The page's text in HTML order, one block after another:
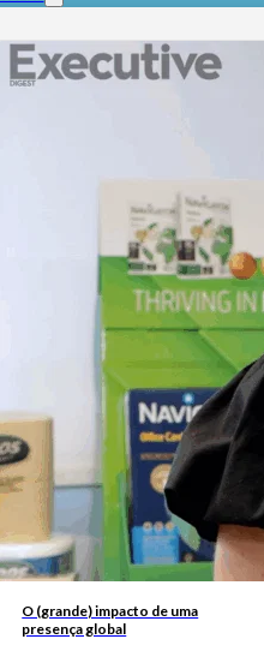
O (grande) impacto de uma
presença global